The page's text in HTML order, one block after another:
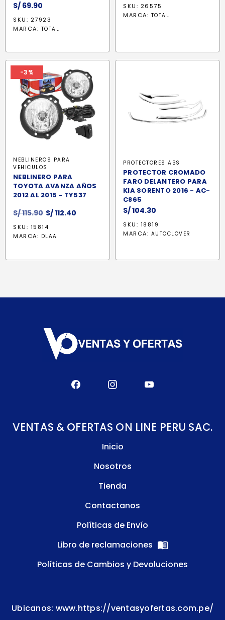
S/ 69.90
SKU: 27923
MARCA: TOTAL
SKU: 26575
MARCA: TOTAL
-3%
NEBLINEROS PARA
VEHICULOS
NEBLINERO PARA
TOYOTA AVANZA AÑOS
2012 AL 2015 - TY537
S/115.90 El
precio
original
S/112.40
SKU: 15814
MARCA: DLAA
PROTECTORES ABS
PROTECTOR CROMADO
FARO DELANTERO PARA
KIA SORENTO 2016 - AC-
C865
S/104.30
SKU: 18819
MARCA: AUTOCLOVER
VENTAS & OFERTAS ON LINE PERU SAC.
Inicio
Nosotros
Tienda
Contactanos
Políticas de Envío
Libro de reclamaciones
Políticas de Cambios y Devoluciones
Ubicanos: www.https://ventasyofertas.com.pe/